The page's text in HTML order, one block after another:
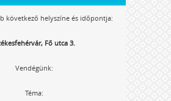
következő helyszíne és időpontja:
Fő utca 3.
Vendégünk:
Téma: